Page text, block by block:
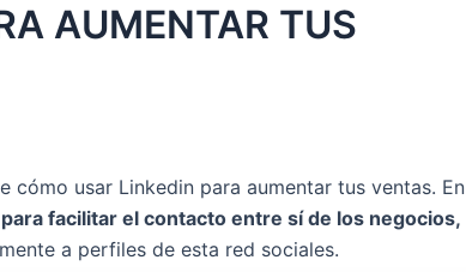
AUMENTAR TUS
cómo usar Linkedin para aumentar tus ventas. En
facilitar el contacto entre sí de los negocios,
a perfiles de esta red sociales.